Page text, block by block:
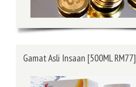
Gamat Asli Insaan [500ML RM77]